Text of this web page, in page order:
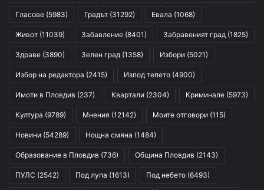
Гласове (5983) Градът (31292) Евала (1068)
Живот (11039) Забавление (8401) Забравеният град (1825)
Здраве (3890) Зелен град (1358) Избори (5021)
Избор на редактора (2415) Изпод тепето (4900)
Имоти в Пловдив (237) Квартали (2304) Криминале (5973)
Култура (9789) Мнения (12142) Моите отговори (115)
Новини (54289) Нощна смяна (1484)
Образование в Пловдив (736) Община Пловдив (2143)
ПУЛС (2542) Под лупа (1613) Под небето (6493)